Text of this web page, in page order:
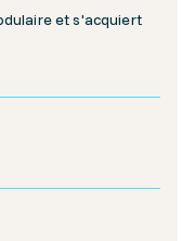
et s'acquiert